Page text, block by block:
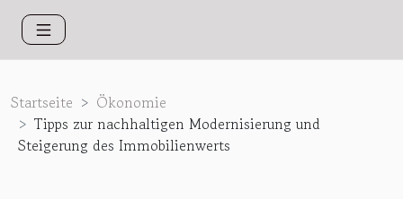
Startseite
Ökonomie
Tipps zur nachhaltigen Modernisierung und
Steigerung des Immobilienwerts